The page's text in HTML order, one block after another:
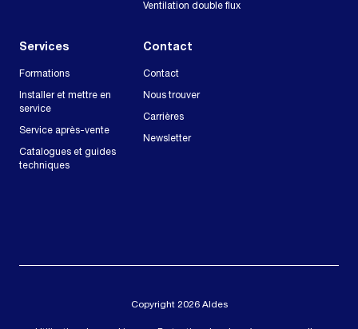
Ventilation double flux
Services
Formations
Installer et mettre en
service
Service après-vente
Catalogues et guides
techniques
Contact
Contact
Nous trouver
Carrières
Newsletter
Copyright 2026 Aldes